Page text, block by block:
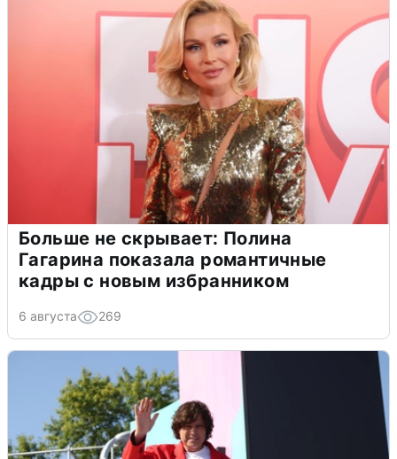
Больше не скрывает: Полина
Гагарина показала романтичные
кадры с новым избранником
6 августа 269